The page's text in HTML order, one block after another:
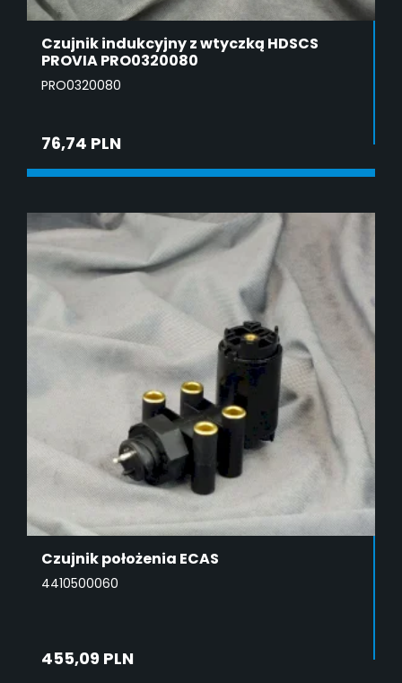
Czujnik indukcyjny z wtyczką HDSCS
PROVIA PRO0320080
PRO0320080
76,74 PLN
Czujnik położenia ECAS
4410500060
455,09 PLN